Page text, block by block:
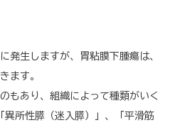
発生しますが、胃粘膜下腫瘍は、
ます。
もあり、組織によって種類がいく
所性膵（迷入膵）」、「平滑筋